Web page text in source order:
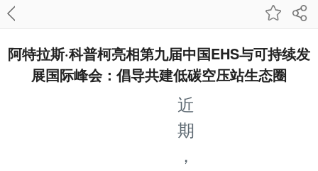
阿特拉斯·科普柯亮相第九届中国EHS与可持续发
展国际峰会：倡导共建低碳空压站生态圈
近
期
，